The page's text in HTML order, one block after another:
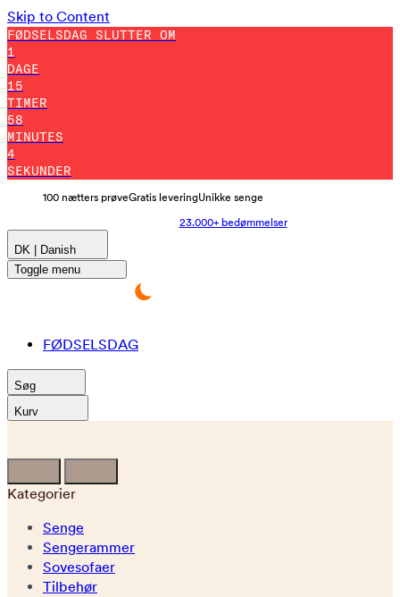
Skip to Content
FØDSELSDAG SLUTTER OM
1
DAGE
15
TIMER
58
MINUTES
3
SEKUNDER
100 nætters prøveGratis leveringUnikke senge
23.000+ bedømmelser
DK | Danish
Toggle menu
FØDSELSDAG
Søg
Kurv
Kategorier
Senge
Sengerammer
Sovesofaer
Tilbehør